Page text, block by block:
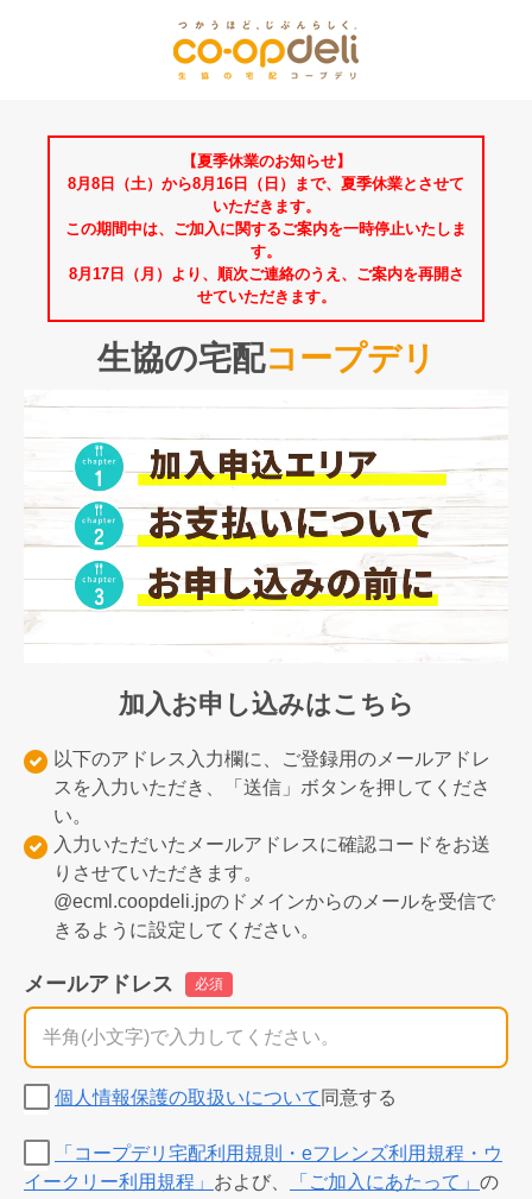
【夏季休業のお知らせ】
8月8日（土）から8月16日（日）まで、夏季休業とさせて
いただきます。
この期間中は、ご加入に関するご案内を一時停止いたしま
す。
8月17日（月）より、順次ご連絡のうえ、ご案内を再開さ
せていただきます。
生協の宅配コープデリ
加入お申し込みはこちら
以下のアドレス入力欄に、ご登録用のメールアドレ
スを入力いただき、「送信」ボタンを押してくださ
い。
入力いただいたメールアドレスに確認コードをお送
りさせていただきます。
@ecml.coopdeli.jpのドメインからのメールを受信で
きるように設定してください。
メールアドレス 必須
個人情報保護の取扱いについて 同意する
「コープデリ宅配利用規則・eフレンズ利用規程・ウ
イークリー利用規程」 および、 「ご加入にあたって」 の